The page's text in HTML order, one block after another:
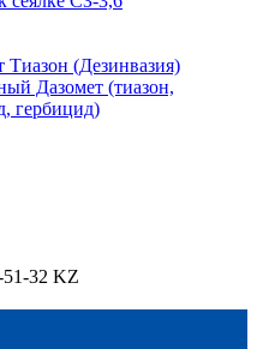
(Дезинвазия)
Дазомет (тиазон,
гербицид)
51-32 KZ